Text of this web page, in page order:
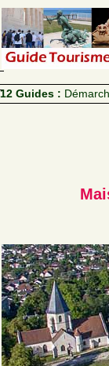
12 Guides :